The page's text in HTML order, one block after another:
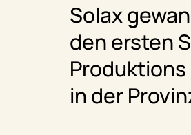
Solax
den ersten
in der